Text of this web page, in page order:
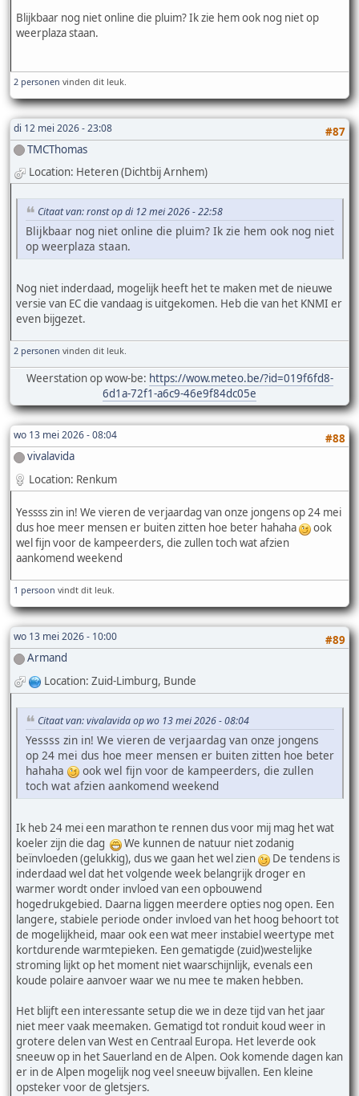
Blijkbaar nog niet online die pluim? Ik zie hem ook nog niet op
weerplaza staan.
2 personen vinden dit leuk.
di 12 mei 2026 - 23:08
#87
TMCThomas
Location: Heteren (Dichtbij Arnhem)
Citaat van: ronst op di 12 mei 2026 - 22:58
Blijkbaar nog niet online die pluim? Ik zie hem ook nog niet
op weerplaza staan.
Nog niet inderdaad, mogelijk heeft het te maken met de nieuwe
versie van EC die vandaag is uitgekomen. Heb die van het KNMI er
even bijgezet.
2 personen vinden dit leuk.
Weerstation op wow-be: https://wow.meteo.be/?id=019f6fd8-
6d1a-72f1-a6c9-46e9f84dc05e
wo 13 mei 2026 - 08:04
#88
vivalavida
Location: Renkum
Yessss zin in! We vieren de verjaardag van onze jongens op 24 mei
dus hoe meer mensen er buiten zitten hoe beter hahaha
ook
wel fijn voor de kampeerders, die zullen toch wat afzien
aankomend weekend
1 persoon vindt dit leuk.
wo 13 mei 2026 - 10:00
#89
Armand
Location: Zuid-Limburg, Bunde
Citaat van: vivalavida op wo 13 mei 2026 - 08:04
Yessss zin in! We vieren de verjaardag van onze jongens
op 24 mei dus hoe meer mensen er buiten zitten hoe beter
hahaha
ook wel fijn voor de kampeerders, die zullen
toch wat afzien aankomend weekend
Ik heb 24 mei een marathon te rennen dus voor mij mag het wat
koeler zijn die dag
We kunnen de natuur niet zodanig
beïnvloeden (gelukkig), dus we gaan het wel zien
De tendens is
inderdaad wel dat het volgende week belangrijk droger en
warmer wordt onder invloed van een opbouwend
hogedrukgebied. Daarna liggen meerdere opties nog open. Een
langere, stabiele periode onder invloed van het hoog behoort tot
de mogelijkheid, maar ook een wat meer instabiel weertype met
kortdurende warmtepieken. Een gematigde (zuid)westelijke
stroming lijkt op het moment niet waarschijnlijk, evenals een
koude polaire aanvoer waar we nu mee te maken hebben.
Het blijft een interessante setup die we in deze tijd van het jaar
niet meer vaak meemaken. Gematigd tot ronduit koud weer in
grotere delen van West en Centraal Europa. Het leverde ook
sneeuw op in het Sauerland en de Alpen. Ook komende dagen kan
er in de Alpen mogelijk nog veel sneeuw bijvallen. Een kleine
opsteker voor de gletsjers.